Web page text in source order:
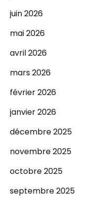
juin 2026
mai 2026
avril 2026
mars 2026
février 2026
janvier 2026
décembre 2025
novembre 2025
octobre 2025
septembre 2025